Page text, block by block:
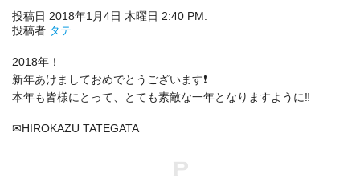
投稿日 2018年1月4日 木曜日 2:40 PM.
投稿者 タテ
2018年！
新年あけましておめでとうございます❗
本年も皆様にとって、とても素敵な一年となりますように‼
✉HIROKAZU TATEGATA